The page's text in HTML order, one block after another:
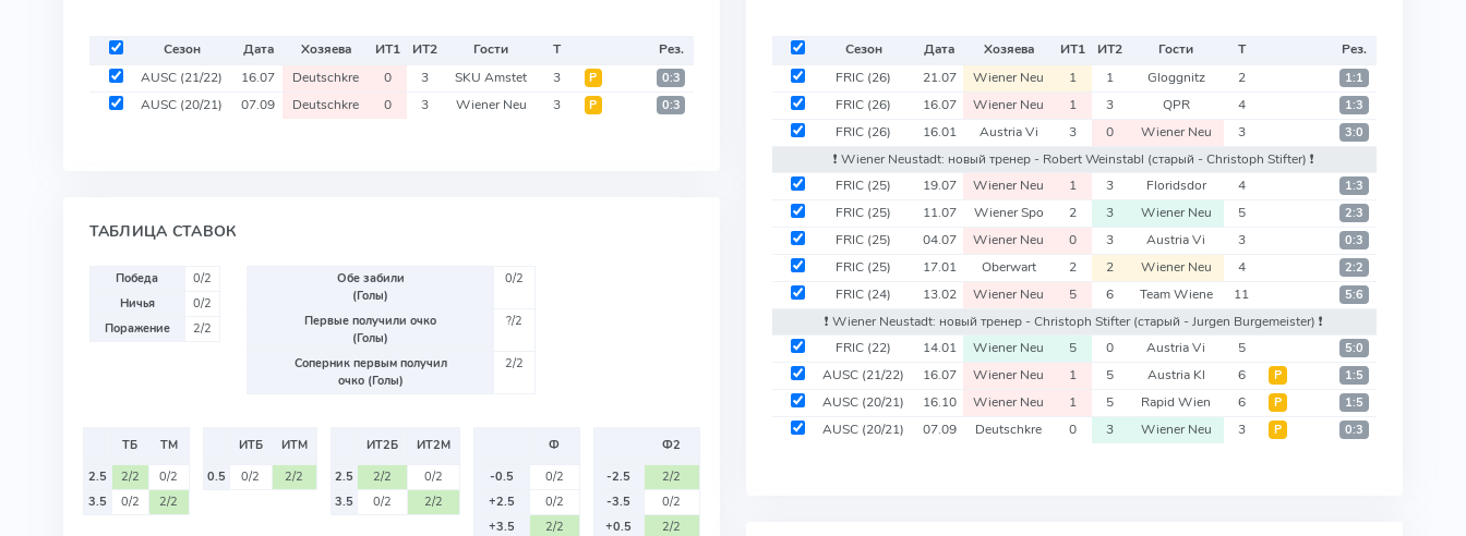
Сезон Дата Хозяева ИТ1 ИТ2 Гости Т
Рез.
AUSC (21/22) 16.07 Deutschkre 0 3 SKU Amstet 3 Р 0:3
AUSC (20/21) 07.09 Deutschkre 0 3 Wiener Neu 3 Р 0:3
ТАБЛИЦА СТАВОК
Победа
0/2
Ничья
0/2
Поражение
2/2
Обе забили
(Голы)
0/2
Первые получили очко
(Голы)
?/2
Соперник первым получил
очко (Голы)
2/2
ТБ
ТМ
2.5
2/2
0/2
3.5
0/2 2/2
ИТБ
ИТМ
0.5
0/2 2/2
ИТ2Б
ИТ2М
2.5
2/2
0/2
3.5
0/2 2/2
Ф
-0.5
0/2
+2.5
0/2
+3.5
2/2
Ф2
-2.5
2/2
-3.5
0/2
+0.5
2/2
Сезон Дата Хозяева ИТ1 ИТ2 Гости Т
Рез.
FRIC (26) 21.07 Wiener Neu 1 1 Gloggnitz 2 1:1
FRIC (26) 16.07 Wiener Neu 1 3 QPR 4 1:3
FRIC (26) 16.01 Austria Vi 3 0 Wiener Neu 3 3:0
❗️ Wiener Neustadt: новый тренер - Robert Weinstabl (старый - Christoph Stifter) ❗️
FRIC (25) 19.07 Wiener Neu 1 3 Floridsdor 4 1:3
FRIC (25) 11.07 Wiener Spo 2 3 Wiener Neu 5 2:3
FRIC (25) 04.07 Wiener Neu 0 3 Austria Vi 3 0:3
FRIC (25) 17.01 Oberwart 2 2 Wiener Neu 4 2:2
FRIC (24) 13.02 Wiener Neu 5 6 Team Wiene 11 5:6
❗️ Wiener Neustadt: новый тренер - Christoph Stifter(старый - Jurgen Burgemeister) ❗️
FRIC (22) 14.01 Wiener Neu 5 0 Austria Vi 5 5:0
AUSC (21/22) 16.07 Wiener Neu 1 5 Austria Kl 6 Р 1:5
AUSC (20/21) 16.10 Wiener Neu 1 5 Rapid Wien 6 Р 1:5
AUSC (20/21) 07.09 Deutschkre 0 3 Wiener Neu 3 Р 0:3